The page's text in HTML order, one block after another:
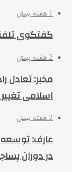
1 هفته پیش
گفتگوی
2 هفته پیش
مخبر: تعادل
اسلامی
2 هفته پیش
عارف: توسعه
در دوران